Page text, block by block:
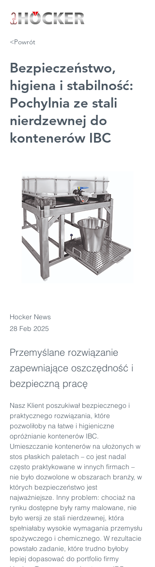
<Powrót
Bezpieczeństwo,
higiena i stabilność:
Pochylnia ze stali
nierdzewnej do
kontenerów IBC
Hocker News
28 Feb 2025
Przemyślane rozwiązanie
zapewniające oszczędność i
bezpieczną pracę
Nasz Klient poszukiwał bezpiecznego i
praktycznego rozwiązania, które
pozwoliłoby na łatwe i higieniczne
opróżnianie kontenerów IBC.
Umieszczanie kontenerów na ułożonych w
stos płaskich paletach – co jest nadal
często praktykowane w innych firmach –
nie było dozwolone w obszarach branży, w
których bezpieczeństwo jest
najważniejsze. Inny problem: chociaż na
rynku dostępne były ramy malowane, nie
było wersji ze stali nierdzewnej, która
spełniałaby wysokie wymagania przemysłu
spożywczego i chemicznego. W rezultacie
powstało zadanie, które trudno byłoby
lepiej dopasować do portfolio firmy